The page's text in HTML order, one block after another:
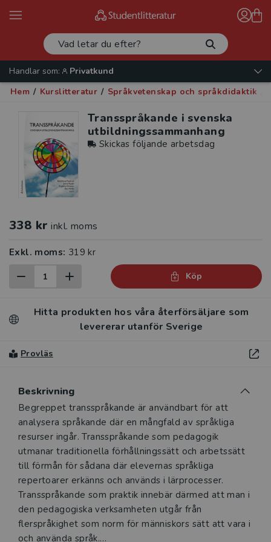
Handlar som:
Privatkund
Hem / Kurslitteratur / Språkvetenskap och språkdidaktik
Transspråkande i svenska
utbildningssammanhang
Skickas följande arbetsdag
338 kr inkl. moms
Exkl. moms: 319 kr
Köp
Hitta produkten hos våra återförsäljare som
levererar utanför Sverige
Provläs
Beskrivning
Beskrivning
Begreppet transspråkande är användbart för att
analysera språkande där en mångfald av språkliga
resurser ingår. Transspråkande som pedagogik
utmanar traditionella förhållningssätt och arbetssätt
till förmån för sådana där elevernas språkliga
repertoarer erkänns och används i lärprocesser.
Transspråkande som praktik innebär därmed att man i
den pedagogiska verksamheten utgår från
flerspråkighet som norm för människors sätt att vara i
och använda språk.